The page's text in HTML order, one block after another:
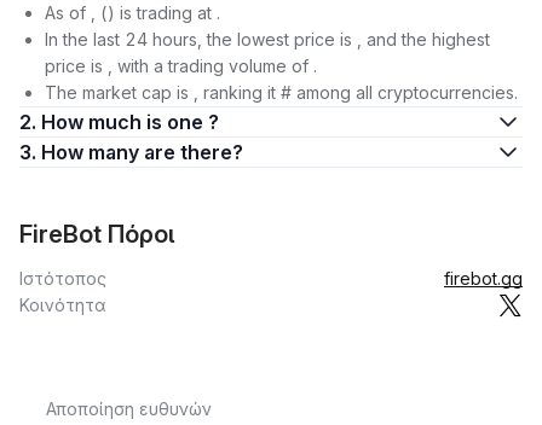
As of , () is trading at .
In the last 24 hours, the lowest price is , and the highest
price is , with a trading volume of .
The market cap is , ranking it # among all cryptocurrencies.
2. How much is one ?
3. How many are there?
FireBot Πόροι
Ιστότοπος
firebot.gg
Κοινότητα
Αποποίηση ευθυνών